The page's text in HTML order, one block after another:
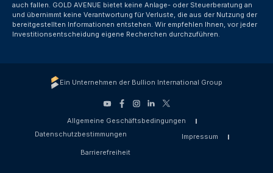
auch fallen. GOLD AVENUE bietet keine Anlage- oder Steuerberatung an
und übernimmt keine Verantwortung für Verluste, die aus der Nutzung der
bereitgestellten Informationen entstehen. Wir empfehlen Ihnen, vor jeder
Investitionsentscheidung eigene Recherchen durchzuführen.
Ein Unternehmen der Bullion International Group
Allgemeine Geschäftsbedingungen
Datenschutzbestimmungen
Impressum
Barrierefreiheit